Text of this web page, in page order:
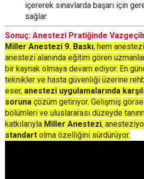
içererek sınavlarda başarı için
sağlar.
Sonuç: Anestezi Pratiğinde
Miller Anestezi 9. Baskı, hem
anestezi alanında eğitim gören
bir kaynak olmaya devam ediyor. En
teknikler ve hasta güvenliği üzerine
eser, anestezi uygulamalarında
soruna çözüm getiriyor. Gelişmiş
bölümleri ve uluslararası düzeyde
katkılarıyla Miller Anestezi,
standart olma özelliğini sürdürüyor.